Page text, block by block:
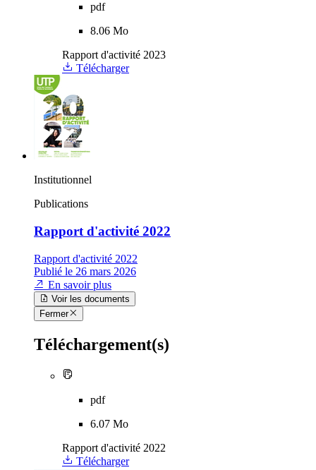
pdf
8.06 Mo
Rapport d'activité 2023
Télécharger
Institutionnel
Publications
Rapport d'activité 2022
Rapport d'activité 2022
Publié le 26 mars 2026
En savoir plus
Voir les documents
Fermer
Téléchargement(s)
pdf
6.07 Mo
Rapport d'activité 2022
Télécharger